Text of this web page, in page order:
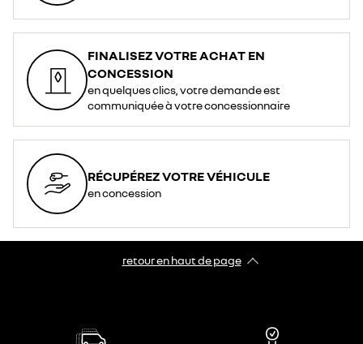
FINALISEZ VOTRE ACHAT EN
CONCESSION
en quelques clics, votre demande est
communiquée à votre concessionnaire
RÉCUPÉREZ VOTRE VÉHICULE
en concession
retour en haut de page​